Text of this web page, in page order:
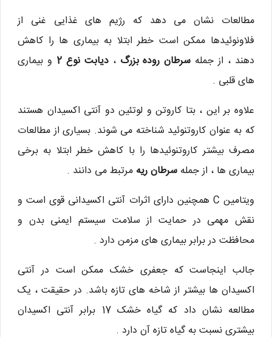
مطالعات نشان می دهد که رژیم های غذایی غنی از
فلاونوئیدها ممکن است خطر ابتلا به بیماری ها را کاهش
دهند ، از جمله سرطان روده بزرگ ،دیابت نوع 2
و بیماری
های قلبی .
علاوه بر این ، بتا کاروتن و لوتئین دو آنتی اکسیدان هستند
که به عنوان کاروتنوئید شناخته می شوند. بسیاری از مطالعات
مصرف بیشتر کاروتنوئیدها را با کاهش خطر ابتلا به برخی
بیماری ها ، از جمله سرطان ریه مرتبط می دانند .
ویتامین C همچنین دارای اثرات آنتی اکسیدانی قوی است و
نقش مهمی در حمایت از سلامت سیستم ایمنی بدن و
محافظت در برابر بیماری های مزمن دارد .
جالب اینجاست که جعفری خشک ممکن است در آنتی
اکسیدان ها بیشتر از شاخه های تازه باشد. در حقیقت ، یک
مطالعه نشان داد که گیاه خشک 17 برابر آنتی اکسیدان
بیشتری نسبت به گیاه تازه آن دارد .